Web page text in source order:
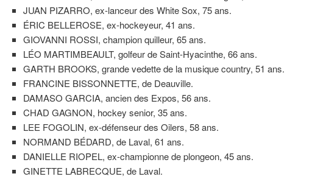
JUAN PIZARRO, ex-lanceur des White Sox, 75 ans.
ÉRIC BELLEROSE, ex-hockeyeur, 41 ans.
GIOVANNI ROSSI, champion quilleur, 65 ans.
LÉO MARTIMBEAULT, golfeur de Saint-Hyacinthe, 66 ans.
GARTH BROOKS, grande vedette de la musique country, 51 ans.
FRANCINE BISSONNETTE, de Deauville.
DAMASO GARCIA, ancien des Expos, 56 ans.
CHAD GAGNON, hockey senior, 35 ans.
LEE FOGOLIN, ex-défenseur des Oilers, 58 ans.
NORMAND BÉDARD, de Laval, 61 ans.
DANIELLE RIOPEL, ex-championne de plongeon, 45 ans.
GINETTE LABRECQUE, de Laval.